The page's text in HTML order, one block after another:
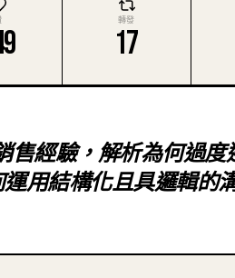
轉發
17
售經驗，解析為何過
用結構化且具邏輯的